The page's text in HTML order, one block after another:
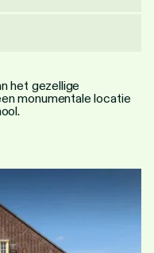
het gezellige
monumentale locatie